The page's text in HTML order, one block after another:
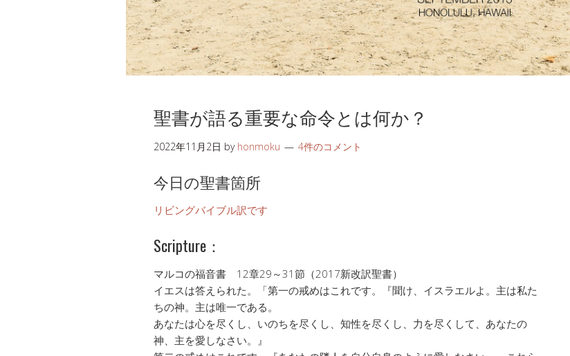
聖書が語る重要な命令とは何か？
2022年11月2日 by honmoku 4件のコメント
今日の聖書箇所
リビングバイブル訳です
Scripture：
マルコの福音書 12章29～31節（2017新改訳聖書）
イエスは答えられた。「第一の戒めはこれです。『聞け、イスラエルよ。主は私た
ちの神。主は唯一である。
あなたは心を尽くし、いのちを尽くし、知性を尽くし、力を尽くして、あなたの
神、主を愛しなさい。』